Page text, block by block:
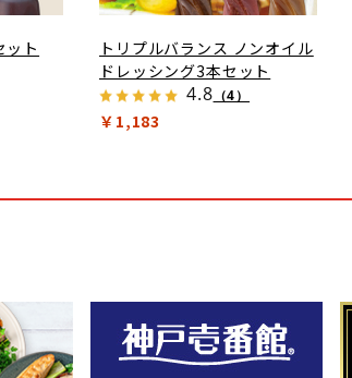
ット
トリプルバランス ノンオイル
ドレッシング3本セット
4.8 （4）
￥1,183